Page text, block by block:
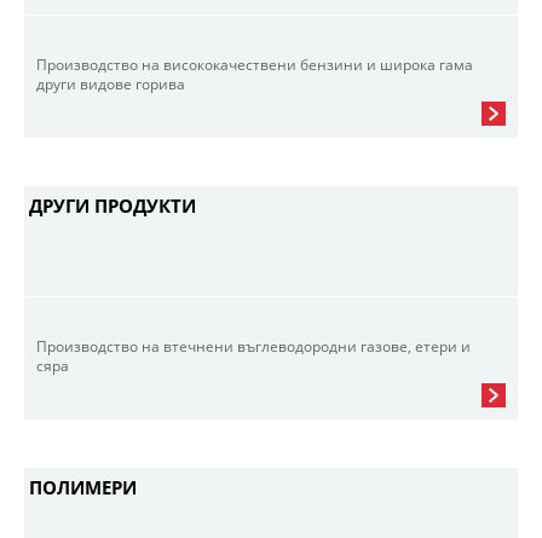
Производство на висококачествени бензини и широка гама
други видове горива
ДРУГИ ПРОДУКТИ
Производство на втечнени въглеводородни газове, етери и
сяра
ПОЛИМЕРИ